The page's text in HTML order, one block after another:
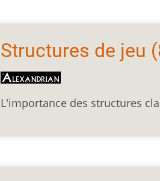
Structures de jeu
L'importance des structures